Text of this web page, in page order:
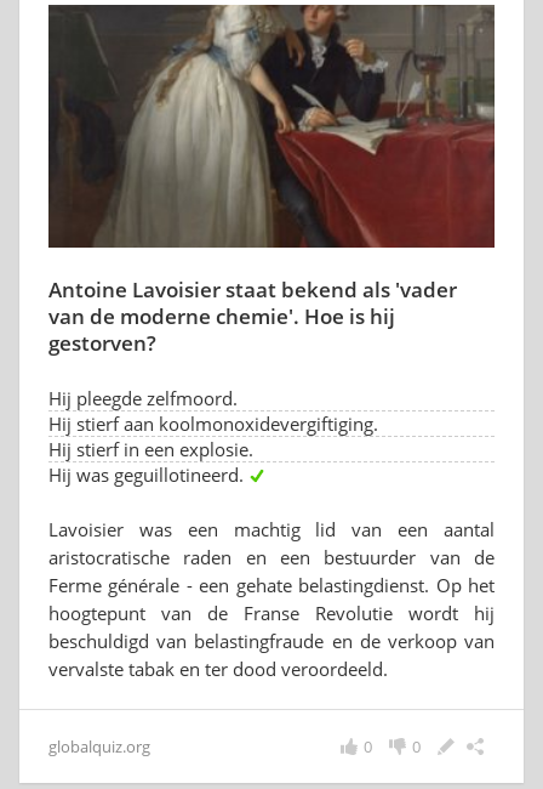
Antoine Lavoisier staat bekend als 'vader
van de moderne chemie'. Hoe is hij
gestorven?
Hij pleegde zelfmoord.
Hij stierf aan koolmonoxidevergiftiging.
Hij stierf in een explosie.
Hij was geguillotineerd.
Lavoisier was een machtig lid van een aantal
aristocratische raden en een bestuurder van de
Ferme générale - een gehate belastingdienst. Op het
hoogtepunt van de Franse Revolutie wordt hij
beschuldigd van belastingfraude en de verkoop van
vervalste tabak en ter dood veroordeeld.
globalquiz.org 0
0